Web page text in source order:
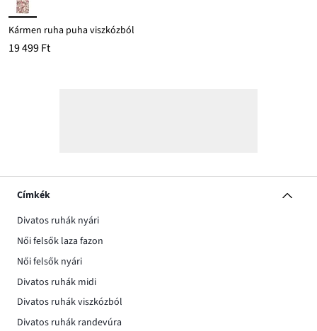
Kármen ruha puha viszkózból
19 499 Ft
Címkék
Divatos ruhák nyári
Női felsők laza fazon
Női felsők nyári
Divatos ruhák midi
Divatos ruhák viszkózból
Divatos ruhák randevúra